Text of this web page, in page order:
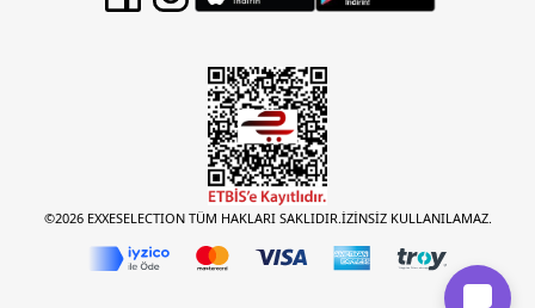
©2026 EXXESELECTION TÜM HAKLARI SAKLIDIR.İZİNSİZ KULLANILAMAZ.